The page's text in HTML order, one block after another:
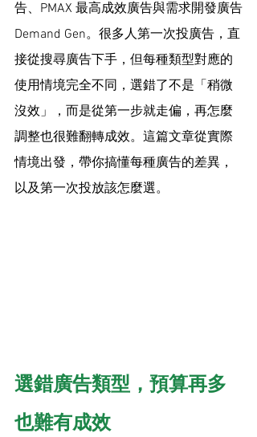
告、PMAX 最高成效廣告與需求開發廣告
Demand Gen。很多人第一次投廣告，直
接從搜尋廣告下手，但每種類型對應的
使用情境完全不同，選錯了不是「稍微
沒效」，而是從第一步就走偏，再怎麼
調整也很難翻轉成效。這篇文章從實際
情境出發，帶你搞懂每種廣告的差異，
以及第一次投放該怎麼選。
選錯廣告類型，預算再多
也難有成效